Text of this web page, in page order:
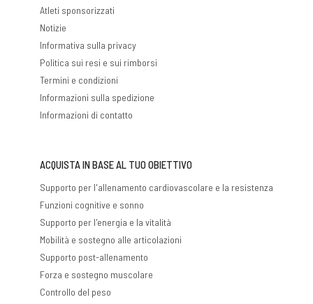
Atleti sponsorizzati
Notizie
Informativa sulla privacy
Politica sui resi e sui rimborsi
Termini e condizioni
Informazioni sulla spedizione
Informazioni di contatto
ACQUISTA IN BASE AL TUO OBIETTIVO
Supporto per l'allenamento cardiovascolare e la resistenza
Funzioni cognitive e sonno
Supporto per l'energia e la vitalità
Mobilità e sostegno alle articolazioni
Supporto post-allenamento
Forza e sostegno muscolare
Controllo del peso